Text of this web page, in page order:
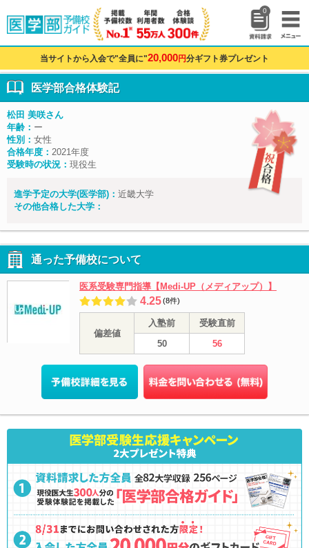
0
当サイトから入会で"全員に"20,000円分ギフト券プレゼント
医学部合格体験記
松田 美咲さん
年齢： ー
性別： 女性
合格年度： 2021年度
受験時の状況： 現役生
進学予定の大学(医学部)： 近畿大学
その他合格した大学：
通った予備校について
医系受験専門指導【Medi-UP（メディアップ）】
4.25(8件)
偏差値
入塾前
受験直前
50
56